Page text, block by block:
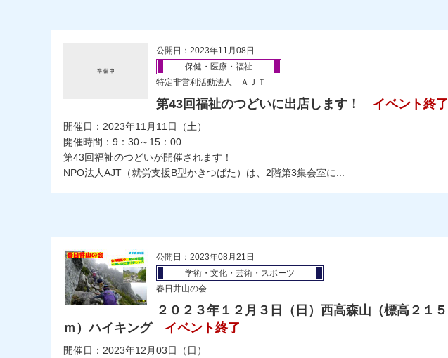
公開日：2023年11月08日
保健・医療・福祉
特定非営利活動法人 ＡＪＴ
第43回福祉のつどいに出店します！ イベント終了
開催日：2023年11月11日（土）
開催時間：9：30～15：00
第43回福祉のつどいが開催されます！
NPO法人AJT（就労支援B型かきつばた）は、2階第3集会室に...
公開日：2023年08月21日
学術・文化・芸術・スポーツ
春日井山の会
２０２３年１２月３日（日）西高森山（標高２１５
ｍ）ハイキング
イベント終了
開催日：2023年12月03日（日）